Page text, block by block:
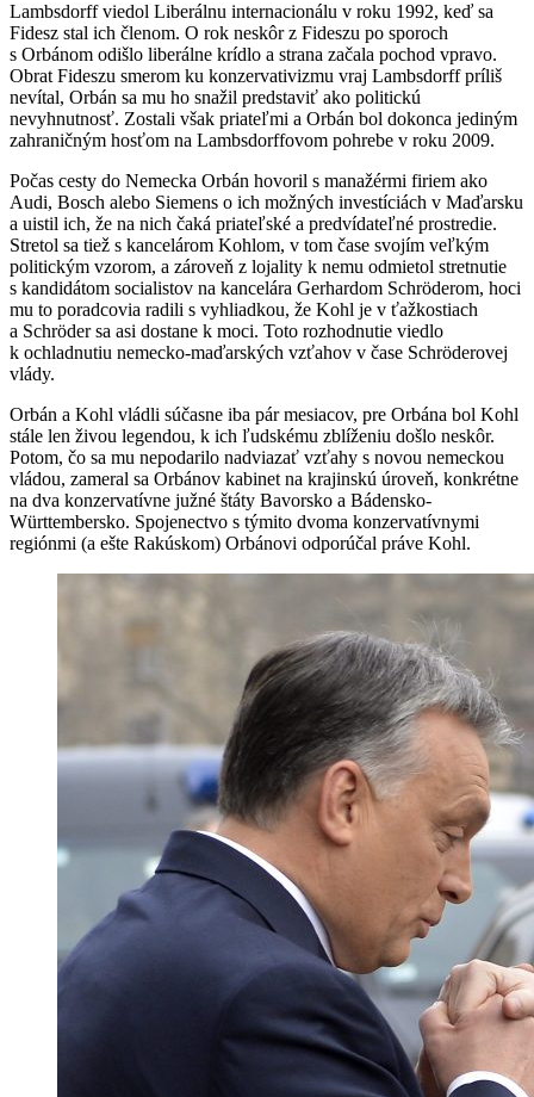
Lambsdorff viedol Liberálnu internacionálu v roku 1992, keď sa
Fidesz stal ich členom. O rok neskôr z Fideszu po sporoch
s Orbánom odišlo liberálne krídlo a strana začala pochod vpravo.
Obrat Fideszu smerom ku konzervativizmu vraj Lambsdorff príliš
nevítal, Orbán sa mu ho snažil predstaviť ako politickú
nevyhnutnosť. Zostali však priateľmi a Orbán bol dokonca jediným
zahraničným hosťom na Lambsdorffovom pohrebe v roku 2009.
Počas cesty do Nemecka Orbán hovoril s manažérmi firiem ako
Audi, Bosch alebo Siemens o ich možných investíciách v Maďarsku
a uistil ich, že na nich čaká priateľské a predvídateľné prostredie.
Stretol sa tiež s kancelárom Kohlom, v tom čase svojím veľkým
politickým vzorom, a zároveň z lojality k nemu odmietol stretnutie
s kandidátom socialistov na kancelára Gerhardom Schröderom, hoci
mu to poradcovia radili s vyhliadkou, že Kohl je v ťažkostiach
a Schröder sa asi dostane k moci. Toto rozhodnutie viedlo
k ochladnutiu nemecko-maďarských vzťahov v čase Schröderovej
vlády.
Orbán a Kohl vládli súčasne iba pár mesiacov, pre Orbána bol Kohl
stále len živou legendou, k ich ľudskému zblíženiu došlo neskôr.
Potom, čo sa mu nepodarilo nadviazať vzťahy s novou nemeckou
vládou, zameral sa Orbánov kabinet na krajinskú úroveň, konkrétne
na dva konzervatívne južné štáty Bavorsko a Bádensko-
Württembersko. Spojenectvo s týmito dvoma konzervatívnymi
regiónmi (a ešte Rakúskom) Orbánovi odporúčal práve Kohl.